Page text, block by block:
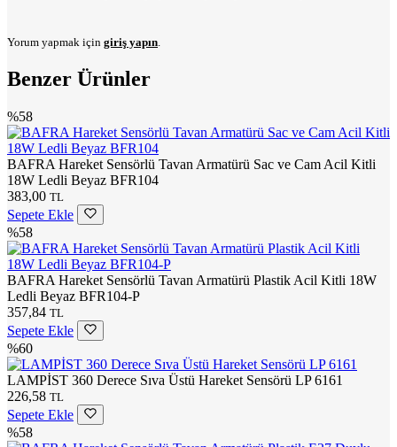
Yorum yapmak için giriş yapın
Benzer Ürünler
%58
BAFRA Hareket Sensörlü Tavan Armatürü Sac ve Cam Acil Kitli
18W Ledli Beyaz BFR104
383,00 TL
Sepete Ekle
%58
BAFRA Hareket Sensörlü Tavan Armatürü Plastik Acil Kitli 18W
Ledli Beyaz BFR104-P
357,84 TL
Sepete Ekle
%60
LAMPİST 360 Derece Sıva Üstü Hareket Sensörü LP 6161
226,58 TL
Sepete Ekle
%58